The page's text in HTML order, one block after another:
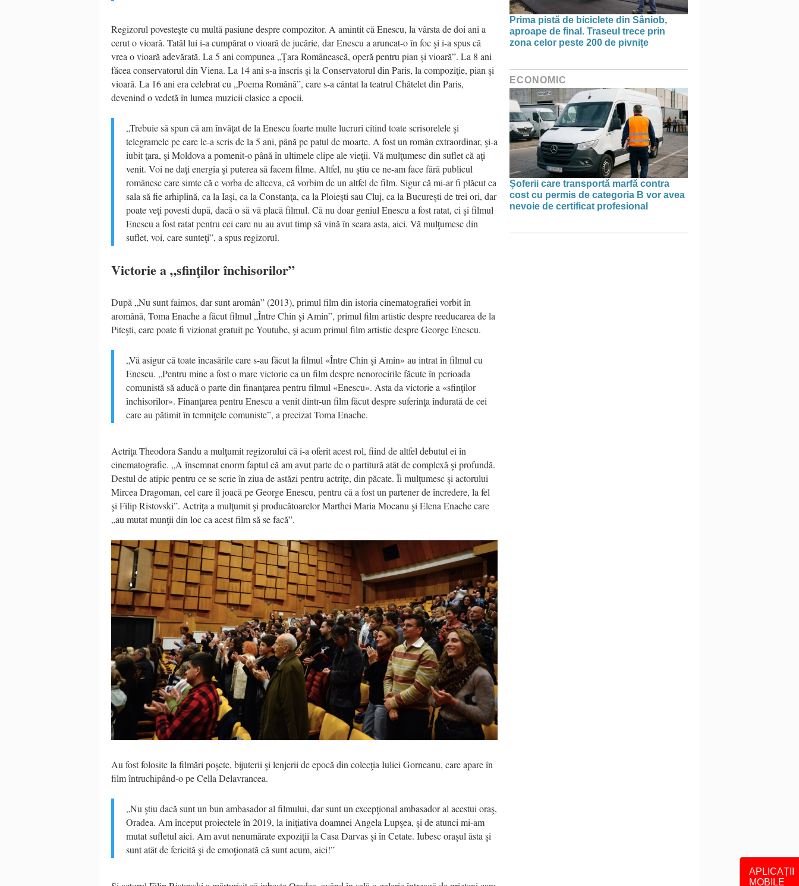
APLICAȚII
MOBILE
Regizorul povesteşte cu multă pasiune despre compozitor. A amintit că Enescu, la vârsta de doi ani a
cerut o vioară. Tatăl lui i-a cumpărat o vioară de jucărie, dar Enescu a aruncat-o în foc şi i-a spus că
vrea o vioară adevărată. La 5 ani compunea „Ţara Românească, operă pentru pian şi vioară”. La 8 ani
făcea conservatorul din Viena. La 14 ani s-a înscris şi la Conservatorul din Paris, la compoziţie, pian şi
vioară. La 16 ani era celebrat cu „Poema Română”, care s-a cântat la teatrul Châtelet din Paris,
devenind o vedetă în lumea muzicii clasice a epocii.
„Trebuie să spun că am învăţat de la Enescu foarte multe lucruri citind toate scrisorelele şi
telegramele pe care le-a scris de la 5 ani, până pe patul de moarte. A fost un român extraordinar, şi-a
iubit ţara, şi Moldova a pomenit-o până în ultimele clipe ale vieţii. Vă mulţumesc din suflet că aţi
venit. Voi ne daţi energia şi puterea să facem filme. Altfel, nu ştiu ce ne-am face fără publicul
românesc care simte că e vorba de altceva, că vorbim de un altfel de film. Sigur că mi-ar fi plăcut ca
sala să fie arhiplină, ca la Iaşi, ca la Constanţa, ca la Ploieşti sau Cluj, ca la Bucureşti de trei ori, dar
poate veţi povesti după, dacă o să vă placă filmul. Că nu doar geniul Enescu a fost ratat, ci şi filmul
Enescu a fost ratat pentru cei care nu au avut timp să vină în seara asta, aici. Vă mulţumesc din
suflet, voi, care sunteţi”, a spus regizorul.
Victorie a „sfinţilor închisorilor”
După „Nu sunt faimos, dar sunt aromân” (2013), primul film din istoria cinematografiei vorbit în
aromână, Toma Enache a făcut filmul „Între Chin şi Amin”, primul film artistic despre reeducarea de la
Piteşti, care poate fi vizionat gratuit pe Youtube, şi acum primul film artistic despre George Enescu.
„Vă asigur că toate încasările care s-au făcut la filmul «Între Chin şi Amin» au intrat în filmul cu
Enescu. „Pentru mine a fost o mare victorie ca un film despre nenorocirile făcute în perioada
comunistă să aducă o parte din finanţarea pentru filmul «Enescu». Asta da victorie a «sfinţilor
închisorilor». Finanţarea pentru Enescu a venit dintr-un film făcut despre suferinţa îndurată de cei
care au pătimit în temniţele comuniste”, a precizat Toma Enache.
Actriţa Theodora Sandu a mulţumit regizorului că i-a oferit acest rol, fiind de altfel debutul ei în
cinematografie. „A însemnat enorm faptul că am avut parte de o partitură atât de complexă şi profundă.
Destul de atipic pentru ce se scrie în ziua de astăzi pentru actriţe, din păcate. Îi mulţumesc şi actorului
Mircea Dragoman, cel care îl joacă pe George Enescu, pentru că a fost un partener de încredere, la fel
şi Filip Ristovski”. Actriţa a mulţumit şi producătoarelor Marthei Maria Mocanu şi Elena Enache care
„au mutat munţii din loc ca acest film să se facă”.
Au fost folosite la filmări poşete, bijuterii şi lenjerii de epocă din colecţia Iuliei Gorneanu, care apare în
film întruchipând-o pe Cella Delavrancea.
„Nu ştiu dacă sunt un bun ambasador al filmului, dar sunt un excepţional ambasador al acestui oraş,
Oradea. Am început proiectele în 2019, la iniţiativa doamnei Angela Lupşea, şi de atunci mi-am
mutat sufletul aici. Am avut nenumărate expoziţii la Casa Darvas şi în Cetate. Iubesc oraşul ăsta şi
sunt atât de fericită şi de emoţionată că sunt acum, aici!”
Prima pistă de biciclete din Sâniob,
aproape de final. Traseul trece prin
zona celor peste 200 de pivnițe
ECONOMIC
Șoferii care transportă marfă contra
cost cu permis de categoria B vor avea
nevoie de certificat profesional